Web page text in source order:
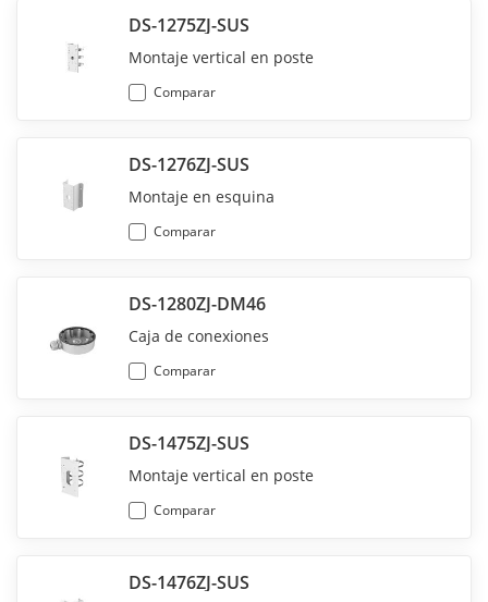
DS-1275ZJ-SUS
Montaje vertical en poste
Comparar
DS-1276ZJ-SUS
Montaje en esquina
Comparar
DS-1280ZJ-DM46
Caja de conexiones
Comparar
DS-1475ZJ-SUS
Montaje vertical en poste
Comparar
DS-1476ZJ-SUS